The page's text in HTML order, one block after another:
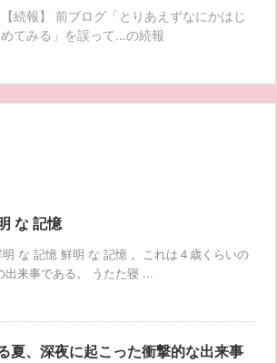
【続報】 前ブログ「とりあえずなにかはじ
めてみる」を誤って…の続報
な 記憶
明 な 記憶 鮮明 な 記憶 。これは４歳くらいの
出来事である。 うたた寝 ...
夏、深夜に起こった衝撃的な出来事